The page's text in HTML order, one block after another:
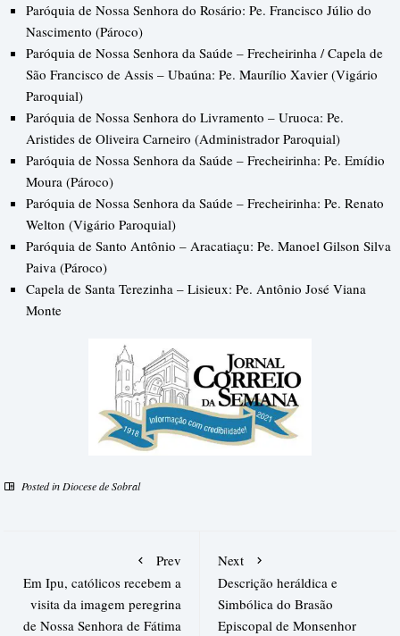
Paróquia de Nossa Senhora do Rosário: Pe. Francisco Júlio do
Nascimento (Pároco)
Paróquia de Nossa Senhora da Saúde – Frecheirinha / Capela de
São Francisco de Assis – Ubaúna: Pe. Maurílio Xavier (Vigário
Paroquial)
Paróquia de Nossa Senhora do Livramento – Uruoca: Pe.
Aristides de Oliveira Carneiro (Administrador Paroquial)
Paróquia de Nossa Senhora da Saúde – Frecheirinha: Pe. Emídio
Moura (Pároco)
Paróquia de Nossa Senhora da Saúde – Frecheirinha: Pe. Renato
Welton (Vigário Paroquial)
Paróquia de Santo Antônio – Aracatiaçu: Pe. Manoel Gilson Silva
Paiva (Pároco)
Capela de Santa Terezinha – Lisieux: Pe. Antônio José Viana
Monte
Posted inDiocese de Sobral
Prev
Em Ipu, católicos recebem a
visita da imagem peregrina
de Nossa Senhora de Fátima
Next
Descrição heráldica e
Simbólica do Brasão
Episcopal de Monsenhor